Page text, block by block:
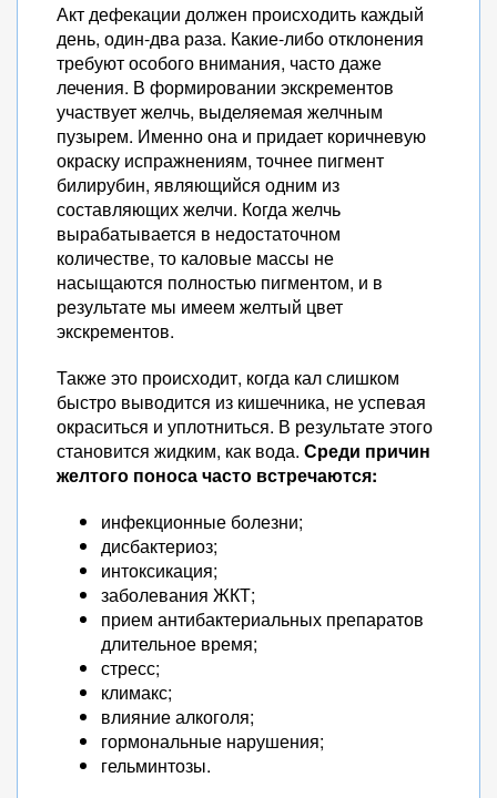
Акт дефекации должен происходить каждый
день, один-два раза. Какие-либо отклонения
требуют особого внимания, часто даже
лечения. В формировании экскрементов
участвует желчь, выделяемая желчным
пузырем. Именно она и придает коричневую
окраску испражнениям, точнее пигмент
билирубин, являющийся одним из
составляющих желчи. Когда желчь
вырабатывается в недостаточном
количестве, то каловые массы не
насыщаются полностью пигментом, и в
результате мы имеем желтый цвет
экскрементов.
Также это происходит, когда кал слишком
быстро выводится из кишечника, не успевая
окраситься и уплотниться. В результате этого
становится жидким, как вода. Среди причин
желтого поноса часто встречаются:
инфекционные болезни;
дисбактериоз;
интоксикация;
заболевания ЖКТ;
прием антибактериальных препаратов
длительное время;
стресс;
климакс;
влияние алкоголя;
гормональные нарушения;
гельминтозы.